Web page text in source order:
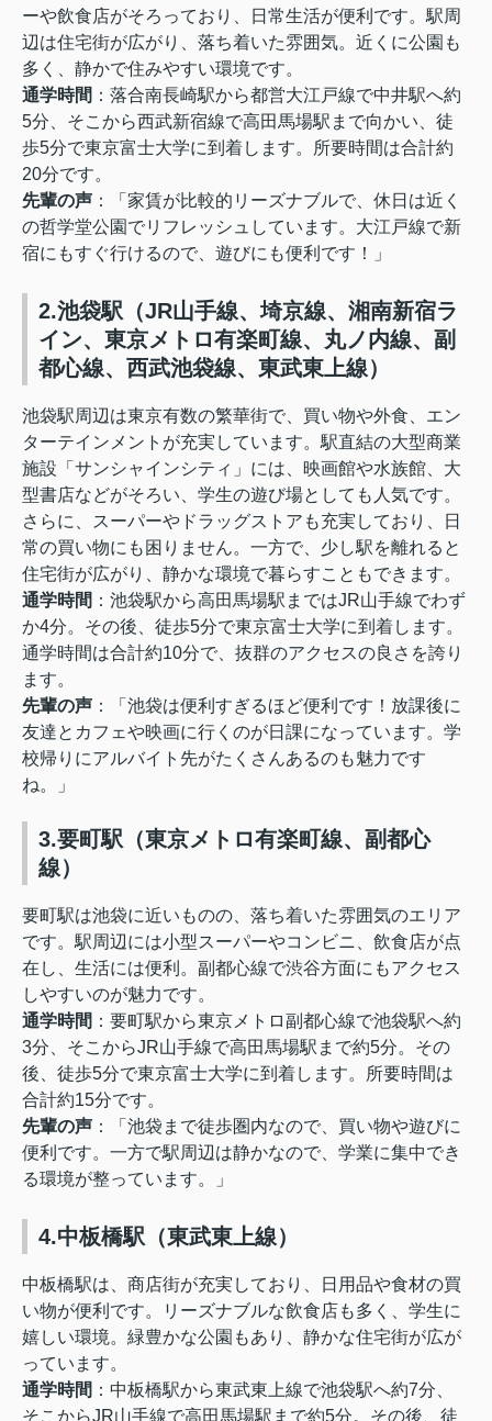
ーや飲食店がそろっており、日常生活が便利です。駅周
辺は住宅街が広がり、落ち着いた雰囲気。近くに公園も
多く、静かで住みやすい環境です。
通学時間 ： 落合南長崎駅から都営大江戸線で中井駅へ約
5分、そこから西武新宿線で高田馬場駅まで向かい、徒
歩5分で東京富士大学に到着します。所要時間は合計約
20分です。
先輩の声 ：
「家賃が比較的リーズナブルで、休日は近く
の哲学堂公園でリフレッシュしています。大江戸線で新
宿にもすぐ行けるので、遊びにも便利です！」
2.池袋駅（JR山手線、埼京線、湘南新宿ラ
イン、東京メトロ有楽町線、丸ノ内線、副
都心線、西武池袋線、東武東上線）
池袋駅周辺は東京有数の繁華街で、買い物や外食、エン
ターテインメントが充実しています。駅直結の大型商業
施設「サンシャインシティ」には、映画館や水族館、大
型書店などがそろい、学生の遊び場としても人気です。
さらに、スーパーやドラッグストアも充実しており、日
常の買い物にも困りません。一方で、少し駅を離れると
住宅街が広がり、静かな環境で暮らすこともできます。
通学時間 ： 池袋駅から高田馬場駅まではJR山手線でわず
か4分。その後、徒歩5分で東京富士大学に到着します。
通学時間は合計約10分で、抜群のアクセスの良さを誇り
ます。
先輩の声 ：
「池袋は便利すぎるほど便利です！放課後に
友達とカフェや映画に行くのが日課になっています。学
校帰りにアルバイト先がたくさんあるのも魅力です
ね。」
3.要町駅（東京メトロ有楽町線、副都心
線）
要町駅は池袋に近いものの、落ち着いた雰囲気のエリア
です。駅周辺には小型スーパーやコンビニ、飲食店が点
在し、生活には便利。副都心線で渋谷方面にもアクセス
しやすいのが魅力です。
通学時間 ： 要町駅から東京メトロ副都心線で池袋駅へ約
3分、そこからJR山手線で高田馬場駅まで約5分。その
後、徒歩5分で東京富士大学に到着します。所要時間は
合計約15分です。
先輩の声 ：
「池袋まで徒歩圏内なので、買い物や遊びに
便利です。一方で駅周辺は静かなので、学業に集中でき
る環境が整っています。」
4.中板橋駅（東武東上線）
中板橋駅は、商店街が充実しており、日用品や食材の買
い物が便利です。リーズナブルな飲食店も多く、学生に
嬉しい環境。緑豊かな公園もあり、静かな住宅街が広が
っています。
通学時間 ： 中板橋駅から東武東上線で池袋駅へ約7分、
そこからJR山手線で高田馬場駅まで約5分。その後、徒